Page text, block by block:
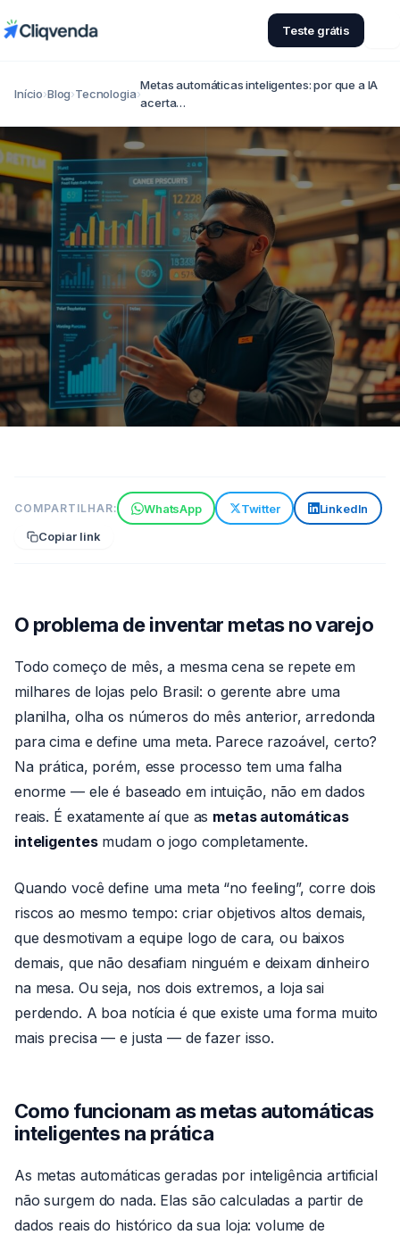
Teste grátis
Início›Blog›Tecnologia›
Metas automáticas inteligentes: por que a IA
acerta…
Metas automáticas
inteligentes: por que a IA
Por
Claude
COMPARTILHAR: WhatsApp Twitter
LinkedIn
Copiar link
O problema de inventar metas no varejo
Todo começo de mês, a mesma cena se repete em
milhares de lojas pelo Brasil: o gerente abre uma
planilha, olha os números do mês anterior, arredonda
para cima e define uma meta. Parece razoável, certo?
Na prática, porém, esse processo tem uma falha
enorme — ele é baseado em intuição, não em dados
reais. É exatamente aí que as metas automáticas
inteligentesmudam o jogo completamente.
Quando você define uma meta “no feeling”, corre dois
riscos ao mesmo tempo: criar objetivos altos demais,
que desmotivam a equipe logo de cara, ou baixos
demais, que não desafiam ninguém e deixam dinheiro
na mesa. Ou seja, nos dois extremos, a loja sai
perdendo. A boa notícia é que existe uma forma muito
mais precisa — e justa — de fazer isso.
Como funcionam as metas automáticas
inteligentes na prática
As metas automáticas geradas por inteligência artificial
não surgem do nada. Elas são calculadas a partir de
dados reais do histórico da sua loja: volume de